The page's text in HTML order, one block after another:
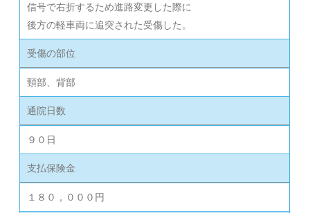
信号で右折するため進路変更した際に
後方の軽車両に追突された受傷した。
受傷の部位
頸部、背部
通院日数
９０日
支払保険金
１８０，０００円